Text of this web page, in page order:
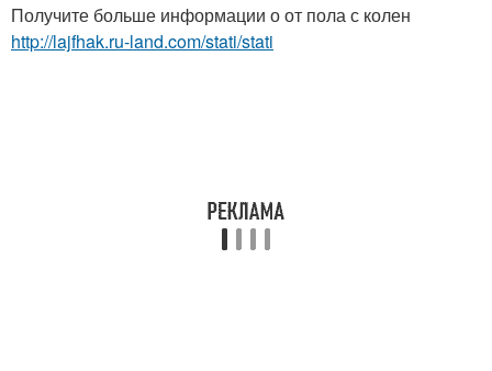
Получите больше информации о от пола с колен
http://lajfhak.ru-land.com/stati/stati